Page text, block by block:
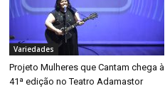
Variedades
Projeto Mulheres que Cantam chega à
41ª edição no Teatro Adamastor